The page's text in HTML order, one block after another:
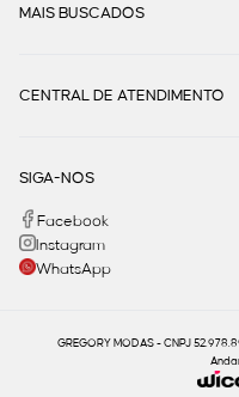
MAIS BUSCADOS
CENTRAL DE ATENDIMENTO
SIGA-NOS
Facebook
Instagram
WhatsApp
GREGORY MODAS - CNPJ